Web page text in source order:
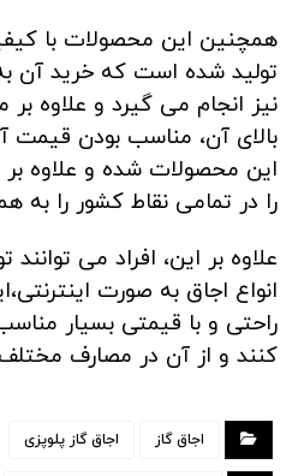
همچنین این محصولات با
تولید شده است که خرید آن
نیز انجام می گیرد و علاوه
بالای آن، مناسب بودن
این محصولات شده و علاوه بر
را در تمامی نقاط کشور را به
علاوه بر این، افراد می
انواع اجاق به صورت
راحتی و با قیمتی بسیار
کنند و از آن در مصارف مختلف
اجاق گاز اجاق گاز پلوپزی